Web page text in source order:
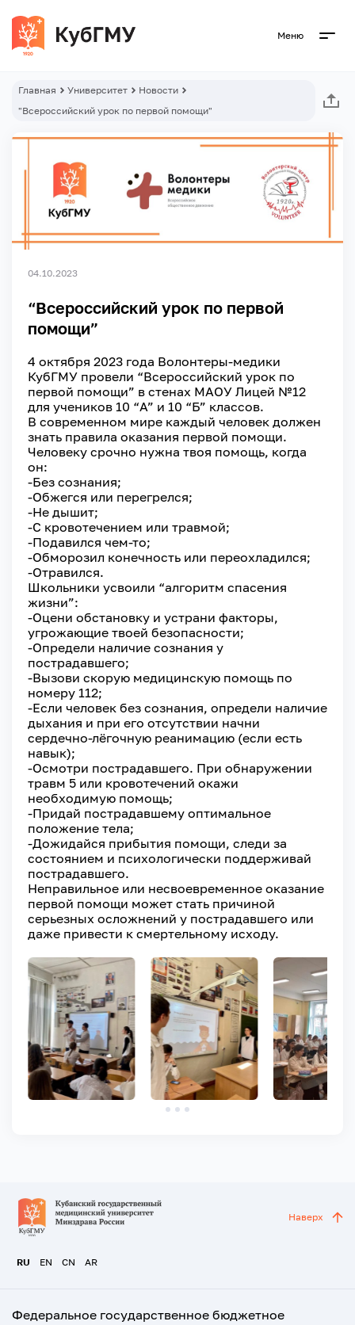
Меню
Главная Университет
Новости
"Всероссийский урок по первой помощи"
04.10.2023
“Всероссийский урок по первой
помощи”
4 октября 2023 года Волонтеры-медики
КубГМУ провели “Всероссийский урок по
первой помощи” в стенах МАОУ Лицей №12
для учеников 10 “А” и 10 “Б” классов.
В современном мире каждый человек должен
знать правила оказания первой помощи.
Человеку срочно нужна твоя помощь, когда
он:
-Без сознания;
-Обжегся или перегрелся;
-Не дышит;
-С кровотечением или травмой;
-Подавился чем-то;
-Обморозил конечность или переохладился;
-Отравился.
Школьники усвоили “алгоритм спасения
жизни”:
-Оцени обстановку и устрани факторы,
угрожающие твоей безопасности;
-Определи наличие сознания у
пострадавшего;
-Вызови скорую медицинскую помощь по
номеру 112;
-Если человек без сознания, определи наличие
дыхания и при его отсутствии начни
сердечно-лёгочную реанимацию (если есть
навык);
-Осмотри пострадавшего. При обнаружении
травм 5 или кровотечений окажи
необходимую помощь;
-Придай пострадавшему оптимальное
положение тела;
-Дожидайся прибытия помощи, следи за
состоянием и психологически поддерживай
пострадавшего.
Неправильное или несвоевременное оказание
первой помощи может стать причиной
серьезных осложнений у пострадавшего или
даже привести к смертельному исходу.
RU EN CN AR
Наверх
Федеральное государственное бюджетное